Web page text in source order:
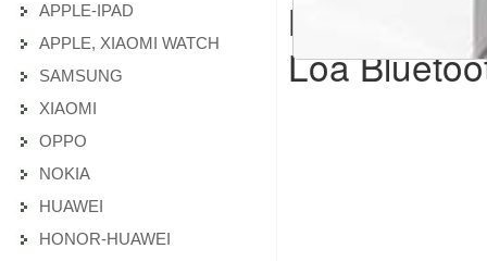
APPLE-IPAD
APPLE, XIAOMI WATCH
SAMSUNG
XIAOMI
OPPO
NOKIA
HUAWEI
HONOR-HUAWEI
Ngoại hình
Loa